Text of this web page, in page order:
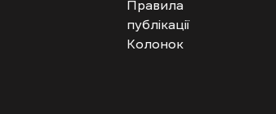
Правила
публікації
Колонок